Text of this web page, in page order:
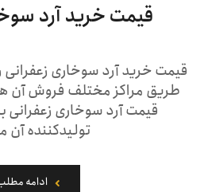
قیمت خرید آرد
قیمت خرید آرد سوخاری زعفرانی
طریق مراکز مختلف فروش آن
قیمت آرد سوخاری زعفرانی
تولیدکننده آن
ادامه